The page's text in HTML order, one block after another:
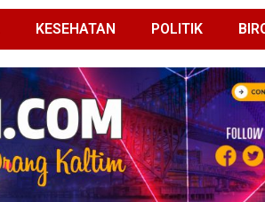
KESEHATAN POLITIK